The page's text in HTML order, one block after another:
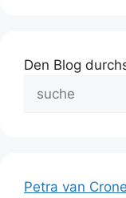
Den Blog
Petra van